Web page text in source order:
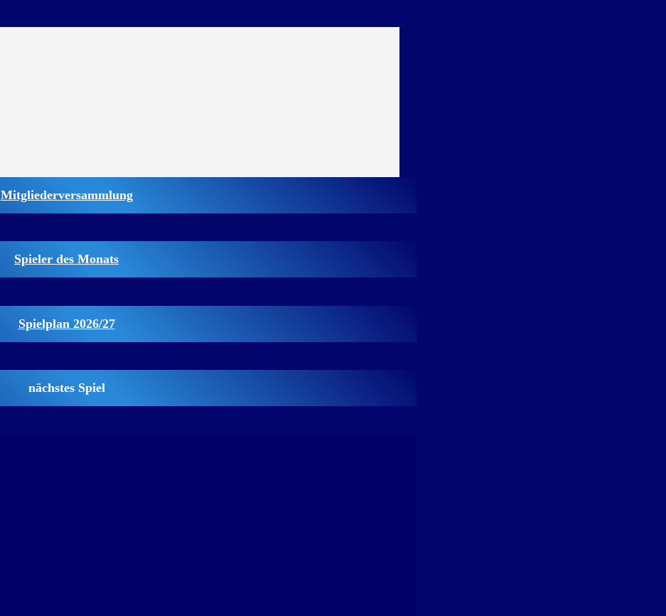
Mitgliederversammlung
Spieler des Monats
Spielplan 2026/27
nächstes Spiel